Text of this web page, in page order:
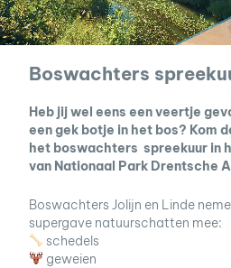
Boswachters
Heb jij wel eens een veertje
een gek botje in het bos? Kom
het boswachters spreekuur in
van Nationaal Park Drentsche
Boswachters Jolijn en Linde
supergave natuurschatten mee:
schedels
geweien